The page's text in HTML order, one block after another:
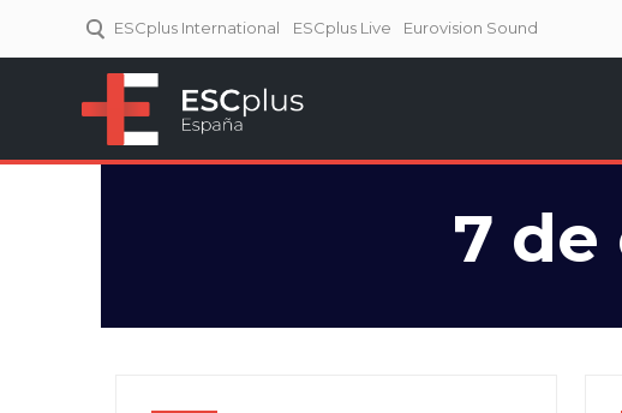
ESCplus International ESCplus Live Eurovision Sound
7 de